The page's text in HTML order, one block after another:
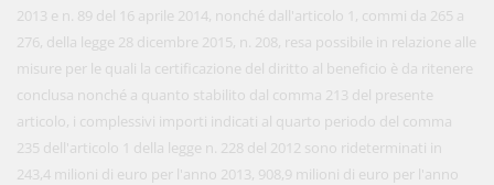
2013 e n. 89 del 16 aprile 2014, nonché dall'articolo 1, commi da 265 a
276, della legge 28 dicembre 2015, n. 208, resa possibile in relazione alle
misure per le quali la certificazione del diritto al beneficio è da ritenere
conclusa nonché a quanto stabilito dal comma 213 del presente
articolo, i complessivi importi indicati al quarto periodo del comma
235 dell'articolo 1 della legge n. 228 del 2012 sono rideterminati in
243,4 milioni di euro per l'anno 2013, 908,9 milioni di euro per l'anno